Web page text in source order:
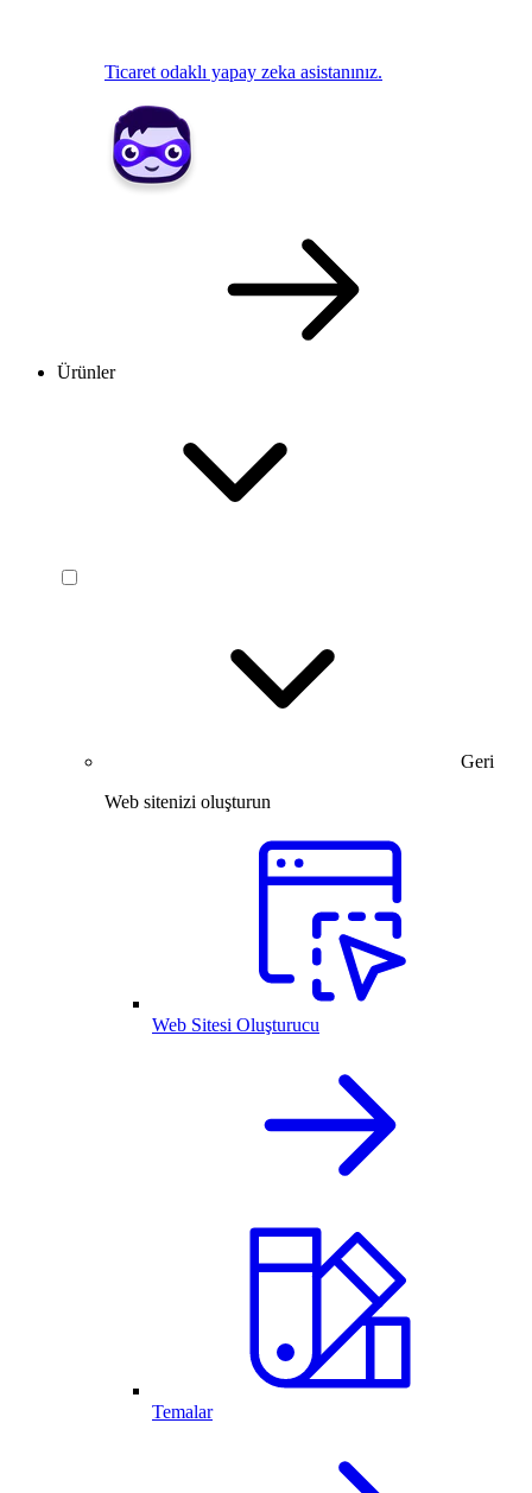
Ticaret odaklı yapay zeka asistanınız.
Ürünler
Geri
Web sitenizi oluşturun
Web Sitesi Oluşturucu
Temalar